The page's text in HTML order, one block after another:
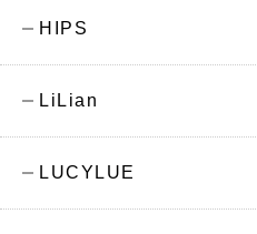
HIPS
LiLian
LUCYLUE